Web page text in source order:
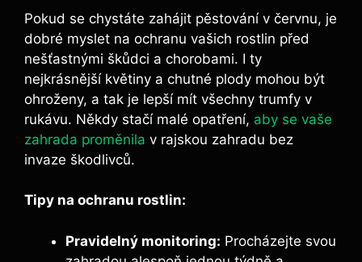
Pokud se chystáte zahájit pěstování v červnu, je
dobré myslet na ochranu vašich rostlin před
nešťastnými škůdci a chorobami. I ty
nejkrásnější květiny a chutné plody mohou být
ohroženy, a tak je lepší mít všechny trumfy v
rukávu. Někdy stačí malé opatření, aby se vaše
zahrada proměnila v rajskou zahradu bez
invaze škodlivců.
Tipy na ochranu rostlin:
Pravidelný monitoring: Procházejte svou